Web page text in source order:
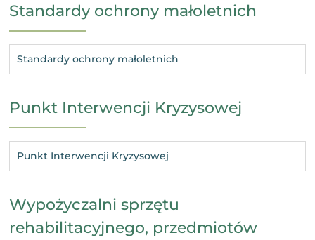
Standardy ochrony małoletnich
Standardy ochrony małoletnich
Punkt Interwencji Kryzysowej
Punkt Interwencji Kryzysowej
Wypożyczalni sprzętu
rehabilitacyjnego, przedmiotów